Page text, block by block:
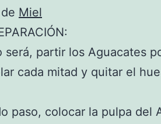
Miel
será, partir los Aguacates
cada mitad y quitar el
paso, colocar la pulpa del